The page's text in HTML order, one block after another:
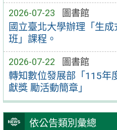
2026-07-23 圖書館
國立臺北大學辦理「生
班」課程。
2026-07-22 圖書館
轉知數位發展部「115年
獻獎 勵活動簡章」
依公告類別彙總